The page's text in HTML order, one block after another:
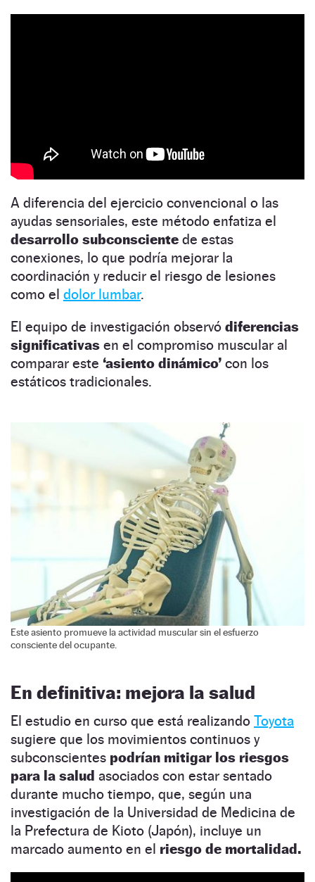
A diferencia del ejercicio convencional o las
ayudas sensoriales, este método enfatiza el
desarrollo subconsciente de estas
conexiones, lo que podría mejorar la
coordinación y reducir el riesgo de lesiones
como el dolor lumbar.
El equipo de investigación observó diferencias
significativas en el compromiso muscular al
comparar este ‘asiento dinámico’ con los
estáticos tradicionales.
Este asiento promueve la actividad muscular sin el esfuerzo
consciente del ocupante.
En definitiva: mejora la salud
El estudio en curso que está realizando Toyota
sugiere que los movimientos continuos y
subconscientes podrían mitigar los riesgos
para la salud asociados con estar sentado
durante mucho tiempo, que, según una
investigación de la Universidad de Medicina de
la Prefectura de Kioto (Japón), incluye un
marcado aumento en el riesgo de mortalidad.